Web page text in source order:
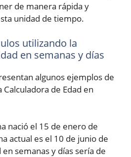
de manera rápida y
unidad de tiempo.
utilizando la
en semanas y días
algunos ejemplos de
de Edad en
nació el 15 de enero de
actual es el 10 de junio de
semanas y días sería de